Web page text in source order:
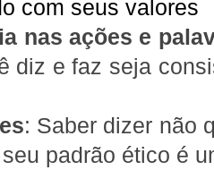
com seus valores
nas ações e
diz e faz seja
: Saber dizer não
padrão ético é